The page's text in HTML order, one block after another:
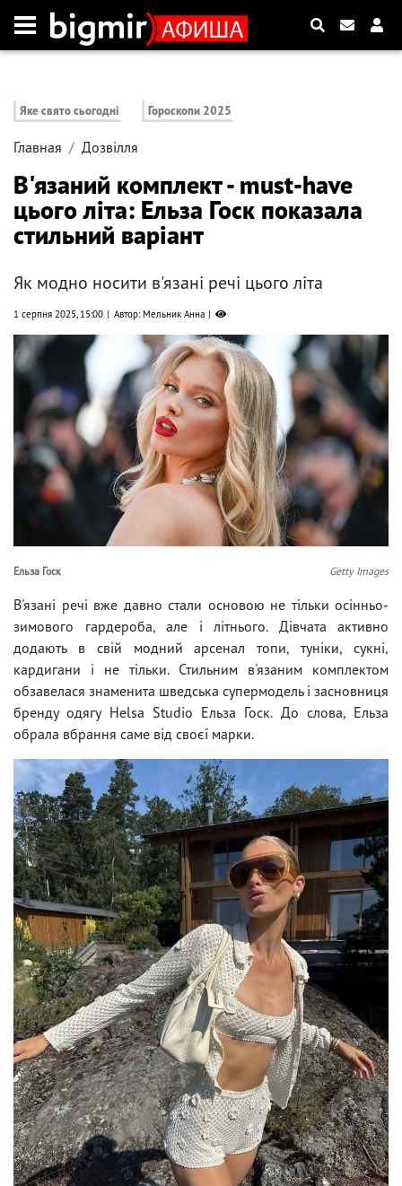
Яке свято сьогодні Гороскопи 2025
Главная Дозвілля
В'язаний комплект - must-have
цього літа: Ельза Госк показала
стильний варіант
Як модно носити в'язані речі цього літа
1 серпня 2025, 15:00 Автор: Мельник Анна
Ельза Госк Getty Images
В'язані речі вже давно стали основою не тільки осінньо-
зимового гардероба, але і літнього. Дівчата активно
додають в свій модний арсенал топи, туніки, сукні,
кардигани і не тільки. Стильним в'язаним комплектом
обзавелася знаменита шведська супермодель і засновниця
бренду одягу Helsa Studio Ельза Госк. До слова, Ельза
обрала вбрання саме від своєї марки.